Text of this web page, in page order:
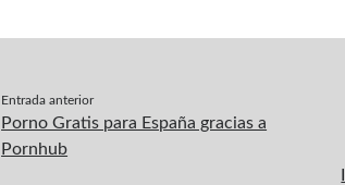
o
ar
Entrada anterior
Porno Gratis para España gracias a
Pornhub